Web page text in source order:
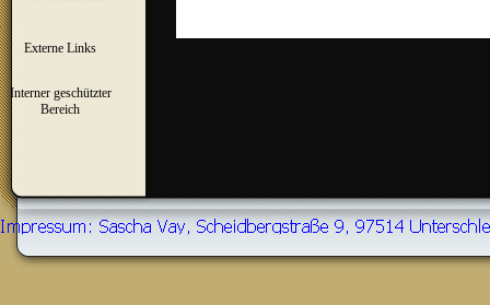
Externe Links
Interner geschützter
Bereich